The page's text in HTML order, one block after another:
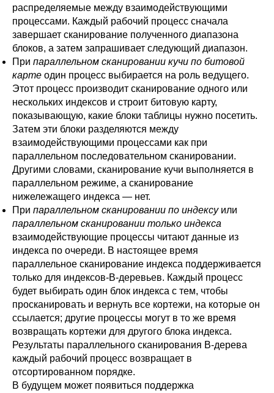
распределяемые между взаимодействующими
процессами. Каждый рабочий процесс сначала
завершает сканирование полученного диапазона
блоков, а затем запрашивает следующий диапазон.
При параллельном сканировании кучи по битовой
карте один процесс выбирается на роль ведущего.
Этот процесс производит сканирование одного или
нескольких индексов и строит битовую карту,
показывающую, какие блоки таблицы нужно посетить.
Затем эти блоки разделяются между
взаимодействующими процессами как при
параллельном последовательном сканировании.
Другими словами, сканирование кучи выполняется в
параллельном режиме, а сканирование
нижележащего индекса — нет.
При параллельном сканировании по индексуили
параллельном сканировании только индекса
взаимодействующие процессы читают данные из
индекса по очереди. В настоящее время
параллельное сканирование индекса поддерживается
только для индексов-B-деревьев. Каждый процесс
будет выбирать один блок индекса с тем, чтобы
просканировать и вернуть все кортежи, на которые он
ссылается; другие процессы могут в то же время
возвращать кортежи для другого блока индекса.
Результаты параллельного сканирования B-дерева
каждый рабочий процесс возвращает в
отсортированном порядке.
В будущем может появиться поддержка